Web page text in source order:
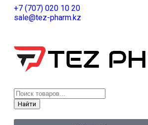
+7 (707) 020 10 20
sale@tez-pharm.kz
Найти